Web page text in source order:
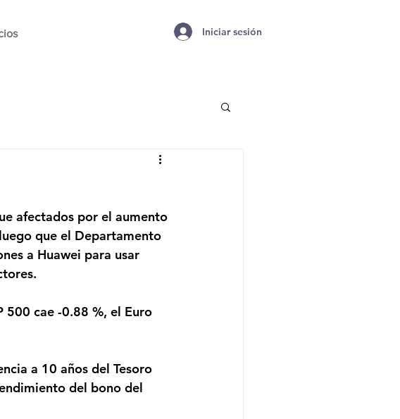
Iniciar sesión
afectados por el aumento
que el Departamento
a Huawei para usar
del bono del